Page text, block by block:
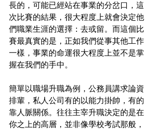
長的，可能已經站在事業的分岔口，這
次比賽的結果，很大程度上就會決定他
們職業生涯的選擇：去或留。而這個比
賽最真實的是，正如我們從事其他工作
一樣，事業的命運很大程度上並不是掌
握在我們的手中。
簡單以職場升職為例，公務員講求論資
排輩，私人公司有的以能力掛帥，有的
靠人脈關係。往往主宰升職決定的是在
你之上的高層，並非像學校考試那般，